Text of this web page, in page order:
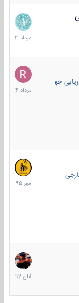
2
مرداد
1403
جهان
16
مرداد
1404
27
مهر
1395
22
آبان
1392